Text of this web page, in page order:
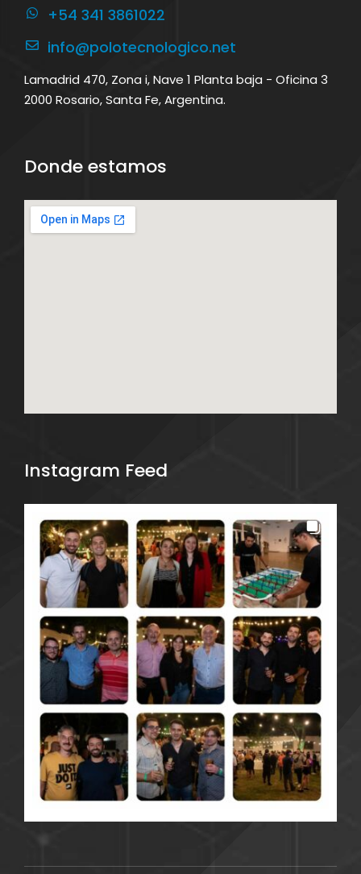
+54 341 3861022
info@polotecnologico.net
Lamadrid 470, Zona i, Nave 1 Planta baja - Oficina 3
2000 Rosario, Santa Fe, Argentina.
Donde estamos
Instagram Feed